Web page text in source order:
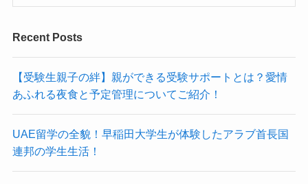
Recent Posts
【受験生親子の絆】親ができる受験サポートとは？愛情
あふれる夜食と予定管理についてご紹介！
UAE留学の全貌！早稲田大学生が体験したアラブ首長国
連邦の学生生活！